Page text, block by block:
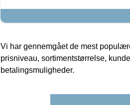
Vi har gennemgået de mest
prisniveau, sortimentstørrelse,
betalingsmuligheder.